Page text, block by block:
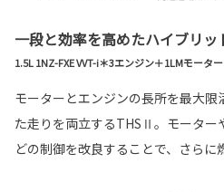
一段と効率を高めたハイブリッ
1.5L 1NZ-FXE VVT-i＊3エンジン＋1LMモーター
モーターとエンジンの長所を最大
た走りを両立するTHSⅡ。モーター
どの制御を改良することで、さらに